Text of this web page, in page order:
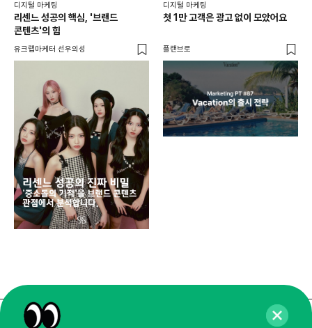
디지털 마케팅
리센느 성공의 핵심, '브랜드
콘텐츠'의 힘
유크랩마케터 선우의성
디지털 마케팅
첫 1만 고객은 광고 없이 모았어요
플랜브로